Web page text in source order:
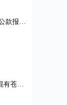
虚列名目套取、化整为零拆分 整治违规公款报销乱象
（上海战疫录）保供食品真空包装袋内混有苍蝇 经销商被立案调查拟罚款10万元